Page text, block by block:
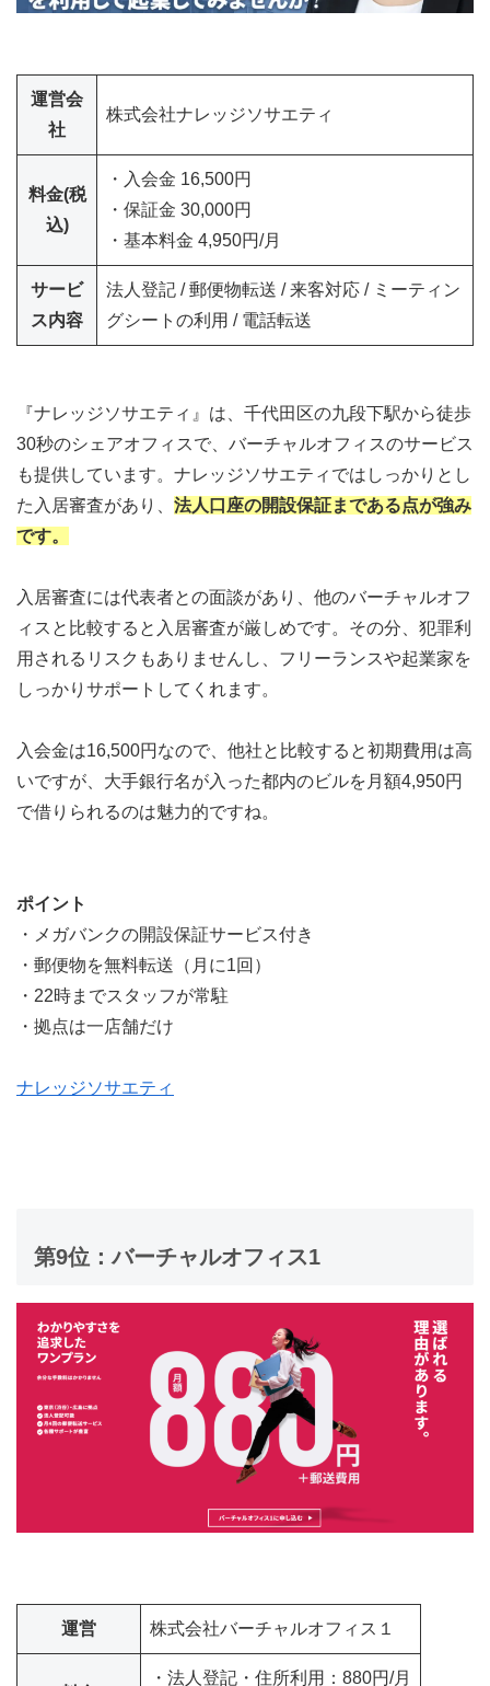
運営会
社
株式会社ナレッジソサエティ
料金(税
込)
・入会金 16,500円
・保証金 30,000円
・基本料金 4,950円/月
サービ
ス内容
法人登記 / 郵便物転送 / 来客対応 / ミーティン
グシートの利用 / 電話転送
『ナレッジソサエティ』は、千代田区の九段下駅から徒歩
30秒のシェアオフィスで、バーチャルオフィスのサービス
も提供しています。ナレッジソサエティではしっかりとし
た入居審査があり、 法人口座の開設保証まである点が強み
です。
入居審査には代表者との面談があり、他のバーチャルオフ
ィスと比較すると入居審査が厳しめです。その分、犯罪利
用されるリスクもありませんし、フリーランスや起業家を
しっかりサポートしてくれます。
入会金は16,500円なので、他社と比較すると初期費用は高
いですが、大手銀行名が入った都内のビルを月額4,950円
で借りられるのは魅力的ですね。
ポイント
・メガバンクの開設保証サービス付き
・郵便物を無料転送（月に1回）
・22時までスタッフが常駐
・拠点は一店舗だけ
ナレッジソサエティ
第9位：バーチャルオフィス1
運営 株式会社バーチャルオフィス１
・法人登記・住所利用：880円/月